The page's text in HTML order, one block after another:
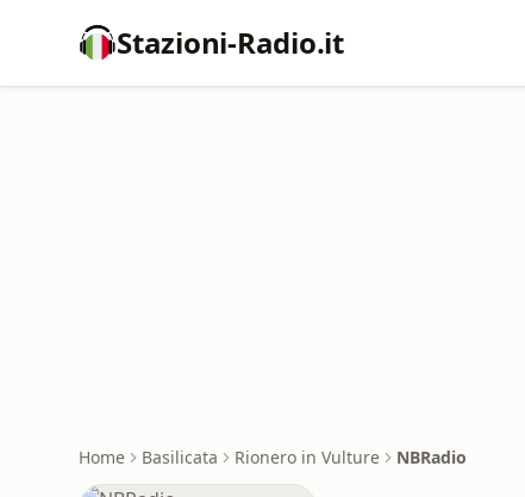
Stazioni-Radio.it
Home Basilicata Rionero in Vulture NBRadio